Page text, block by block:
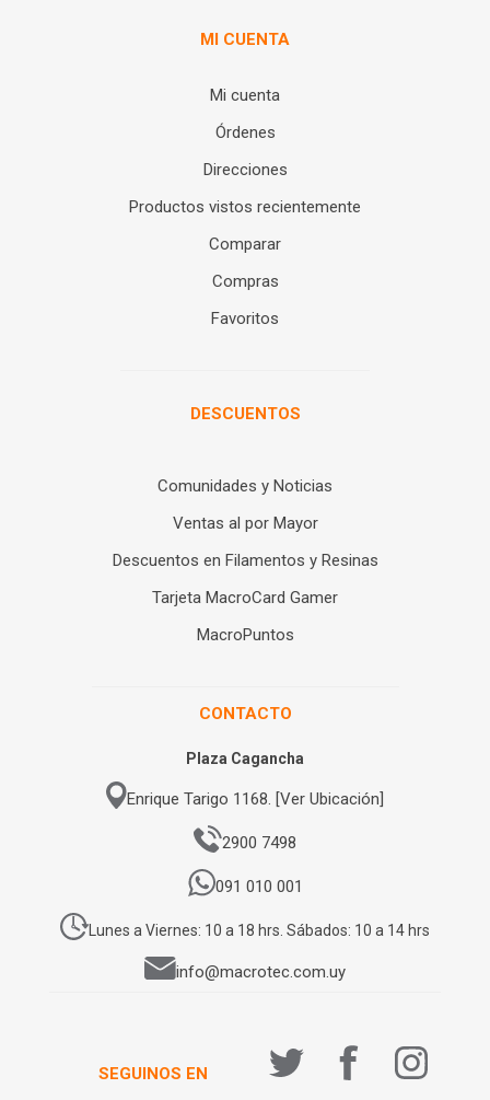
MI CUENTA
Mi cuenta
Órdenes
Direcciones
Productos vistos recientemente
Comparar
Compras
Favoritos
DESCUENTOS
Comunidades y Noticias
Ventas al por Mayor
Descuentos en Filamentos y Resinas
Tarjeta MacroCard Gamer
MacroPuntos
CONTACTO
Plaza Cagancha
Enrique Tarigo 1168. [Ver Ubicación]
2900 7498
091 010 001
Lunes a Viernes: 10 a 18 hrs. Sábados: 10 a 14 hrs
info@macrotec.com.uy
SEGUINOS EN